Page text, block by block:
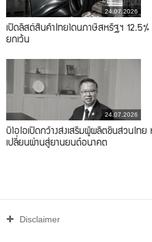
24.07.2026
เปิดลิสต์สินค้าไทยโดนภาษีสหรัฐฯ
ยกเว้น
24.07.2026
บีโอไอเปิดกว้างส่งเสริมผู้ผลิตชิ้นส่วนไท
เปลี่ยนผ่านสู่ยานยนต์อนาคต
Disclaimer